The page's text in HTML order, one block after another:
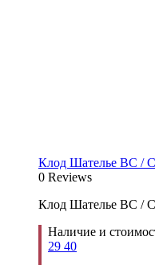
Клод Шателье ВС /
0 Reviews
Клод Шателье ВС /
Наличие и
29 40